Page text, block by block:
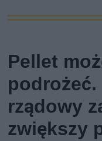
Pellet
rządowy
zwiększy